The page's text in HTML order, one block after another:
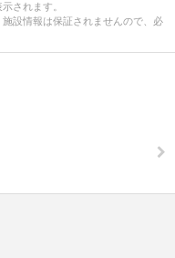
されます。
設情報は保証されませんので、必